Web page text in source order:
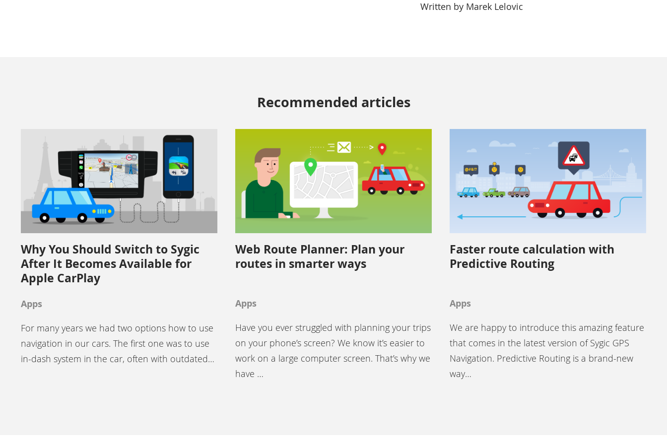
Written by Marek Lelovic
Recommended articles
Why You Should Switch to Sygic
After It Becomes Available for
Apple CarPlay
Apps
For many years we had two options how to use
navigation in our cars. The first one was to use
in-dash system in the car, often with outdated…
Web Route Planner: Plan your
routes in smarter ways
Apps
Have you ever struggled with planning your trips
on your phone’s screen? We know it’s easier to
work on a large computer screen. That’s why we
have …
Faster route calculation with
Predictive Routing
Apps
We are happy to introduce this amazing feature
that comes in the latest version of Sygic GPS
Navigation. Predictive Routing is a brand-new
way…